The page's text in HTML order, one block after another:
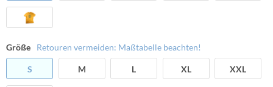
Größe Retouren vermeiden: Maßtabelle beachten!
S M L XL XXL